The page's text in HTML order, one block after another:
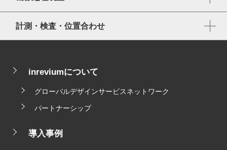
計測・検査・位置合わせ
inreviumについて
グローバルデザインサービスネットワーク
パートナーシップ
導入事例